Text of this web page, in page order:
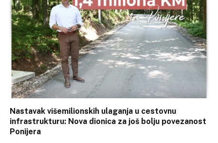
Nastavak višemilionskih ulaganja u cestovnu
infrastrukturu: Nova dionica za još bolju povezanost
Ponijera